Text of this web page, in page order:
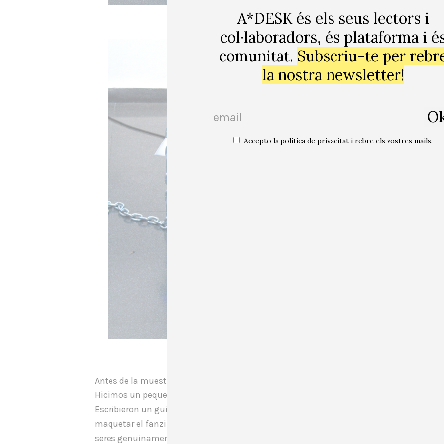
Imatge de l’obra Alphaville song
Antes de la muestra también hicimos unos talleres con un grupo de adolescentes
Hicimos un pequeño fanzine fotonovela sobre el tema del adultismo
Escribieron un guión y se ocuparon de actuar y de hacer las fotos. Yo me ocupé de
maquetar el fanzine. Fue una experiencia muy gratificante porque tuve la oportunidad
seres genuinamente bellos. Cuando más adelante intenté revivir esa experiencia
A*DESK és els seus lectors i
col·laboradors, és plataforma i
comunitat. Subscriu-te per
la nostra newsletter!
Accepto la política de privacitat i rebre els vostres mails.